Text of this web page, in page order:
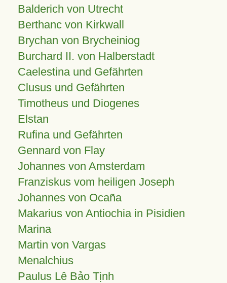
Balderich von Utrecht
Berthanc von Kirkwall
Brychan von Brycheiniog
Burchard II. von Halberstadt
Caelestina und Gefährten
Clusus und Gefährten
Timotheus und Diogenes
Elstan
Rufina und Gefährten
Gennard von Flay
Johannes von Amsterdam
Franziskus vom heiligen Joseph
Johannes von Ocaña
Makarius von Antiochia in Pisidien
Marina
Martin von Vargas
Menalchius
Paulus Lê Bảo Tịnh